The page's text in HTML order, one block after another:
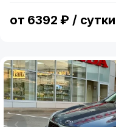
от 6392 ₽ / сутки